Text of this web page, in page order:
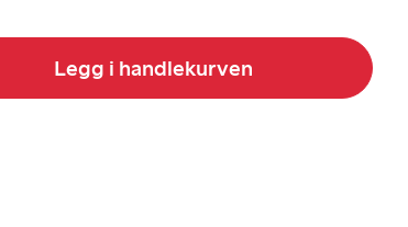
Legg i handlekurven